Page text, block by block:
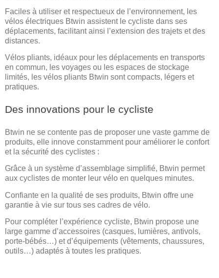
Faciles à utiliser et respectueux de l’environnement, les
vélos électriques Btwin assistent le cycliste dans ses
déplacements, facilitant ainsi l’extension des trajets et des
distances.
Vélos pliants, idéaux pour les déplacements en transports
en commun, les voyages ou les espaces de stockage
limités, les vélos pliants Btwin sont compacts, légers et
pratiques.
Des innovations pour le cycliste
Btwin ne se contente pas de proposer une vaste gamme de
produits, elle innove constamment pour améliorer le confort
et la sécurité des cyclistes :
Grâce à un système d’assemblage simplifié, Btwin permet
aux cyclistes de monter leur vélo en quelques minutes.
Confiante en la qualité de ses produits, Btwin offre une
garantie à vie sur tous ses cadres de vélo.
Pour compléter l’expérience cycliste, Btwin propose une
large gamme d’accessoires (casques, lumières, antivols,
porte-bébés…) et d’équipements (vêtements, chaussures,
outils…) adaptés à toutes les pratiques.